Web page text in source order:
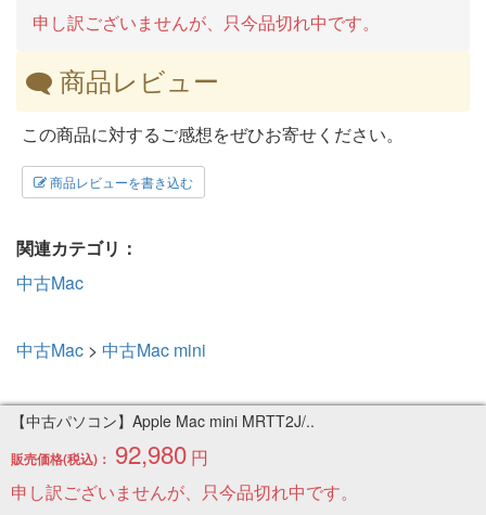
申し訳ございませんが、只今品切れ中です。
【中古パソコン】Apple Mac mini MRTT2J/..
販売価格(税込)： 92,980 円
申し訳ございませんが、只今品切れ中です。
商品レビュー
この商品に対するご感想をぜひお寄せください。
商品レビューを書き込む
関連カテゴリ：
中古Mac
中古Mac > 中古Mac mini
ご利用のご案内